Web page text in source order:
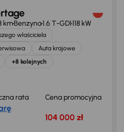
kmBenzyna1.6 T-GDI118 kW
właściciela
Auta krajowe
+8 kolejnych
rata Cena promocyjna
104 000 zł